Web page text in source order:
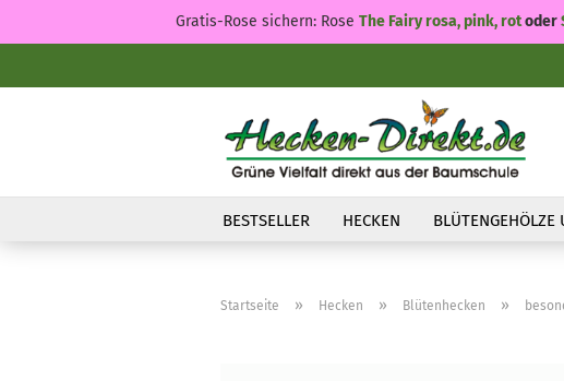
Gratis-Rose sichern: Rose The Fairy rosa, pink, rotoder
BESTSELLER HECKEN BLÜTENGEHÖLZE
Startseite » Hecken » Blütenhecken »